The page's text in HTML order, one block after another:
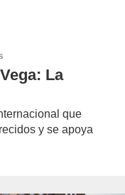
La
que
y se apoya